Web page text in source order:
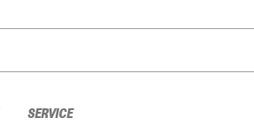
SERVICE